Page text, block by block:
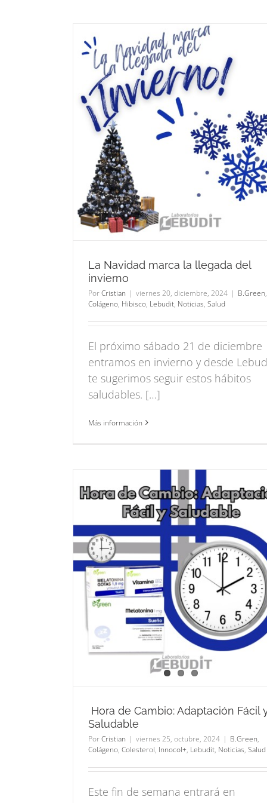
Hibiscus Detox, tu
contra los excesos
navideños
B.Green Hibisco Lebudit Noticias
La Navidad marca la llegada del
invierno
PorCristian | viernes 20, diciembre, 2024 | B.Green,
Colágeno, Hibisco, Lebudit, Noticias, Salud
El próximo sábado 21 de diciembre
entramos en invierno y desde
te sugerimos seguir estos hábitos
saludables. […]
Más información
Plantas tradicionales
el invierno
B.Green Lebudit Noticias Salud
Hora de Cambio: Adaptación Fácil
Saludable
PorCristian | viernes 25, octubre, 2024 | B.Green,
Colágeno, Colesterol, Innocol+, Lebudit, Noticias, Salud
Este fin de semana entrará en